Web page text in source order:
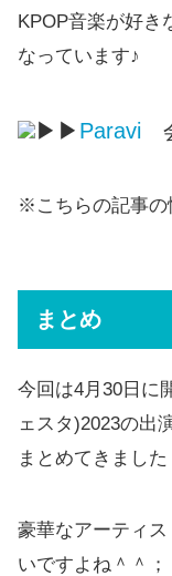
KPOP音楽が好き
なっています♪
▶▶ Paravi
※こちらの記事の
まとめ
今回は4月30日に
ェスタ)2023の出
まとめてきました
豪華なアーティ
いですよね＾＾；